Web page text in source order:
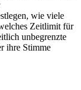
wie viele
Zeitlimit für
unbegrenzte
ihre Stimme